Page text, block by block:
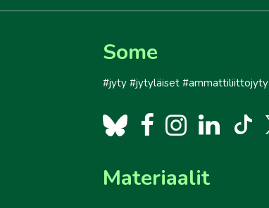
Materiaalit
Some
#jyty #jytyläiset #ammattiliittojyty